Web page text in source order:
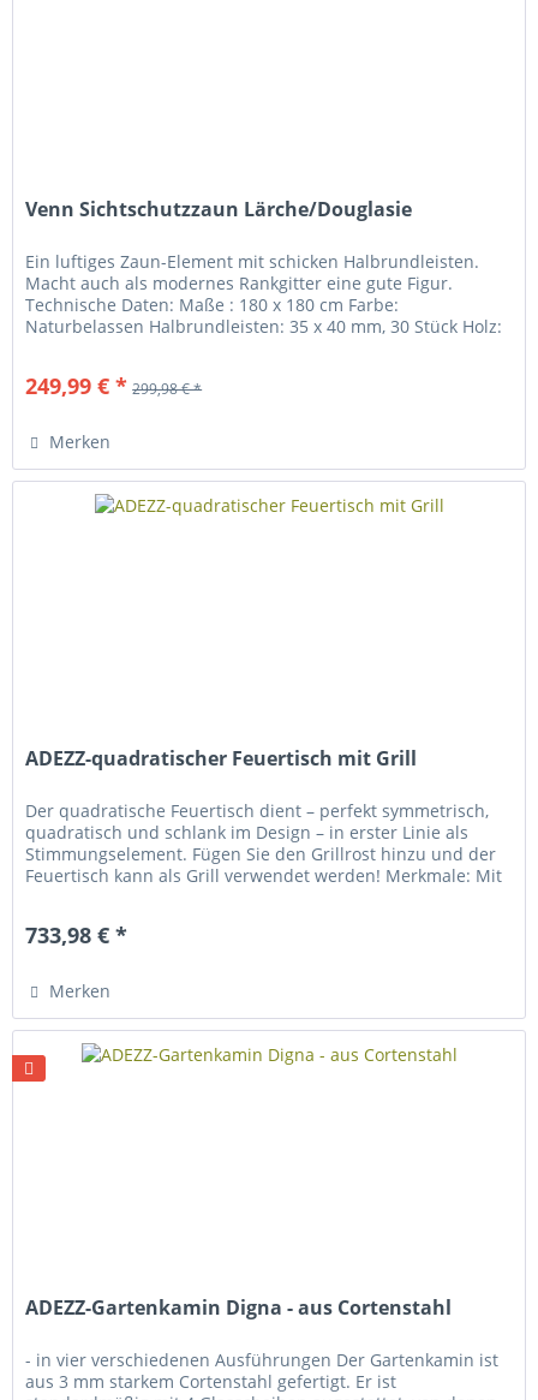
Venn Sichtschutzzaun Lärche/Douglasie
Ein luftiges Zaun-Element mit schicken Halbrundleisten.
Macht auch als modernes Rankgitter eine gute Figur.
Technische Daten: Maße : 180 x 180 cm Farbe:
Naturbelassen Halbrundleisten: 35 x 40 mm, 30 Stück Holz:
249,99 € * 299,98 € *
Merken
ADEZZ-quadratischer Feuertisch mit Grill
Der quadratische Feuertisch dient – perfekt symmetrisch,
quadratisch und schlank im Design – in erster Linie als
Stimmungselement. Fügen Sie den Grillrost hinzu und der
Feuertisch kann als Grill verwendet werden! Merkmale: Mit
733,98 € *
Merken
ADEZZ-Gartenkamin Digna - aus Cortenstahl
- in vier verschiedenen Ausführungen Der Gartenkamin ist
aus 3 mm starkem Cortenstahl gefertigt. Er ist